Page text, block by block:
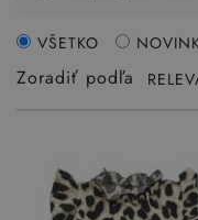
Zoradiť podľa
VŠETKO